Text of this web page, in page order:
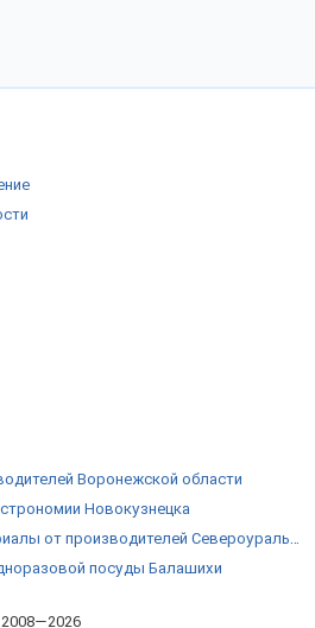
представителем в своём городе и
компанией во все города
Воронежской области
Новокузнецка
Лесоматериалы, пиломатериалы от производителей Североуральска
посуды Балашихи